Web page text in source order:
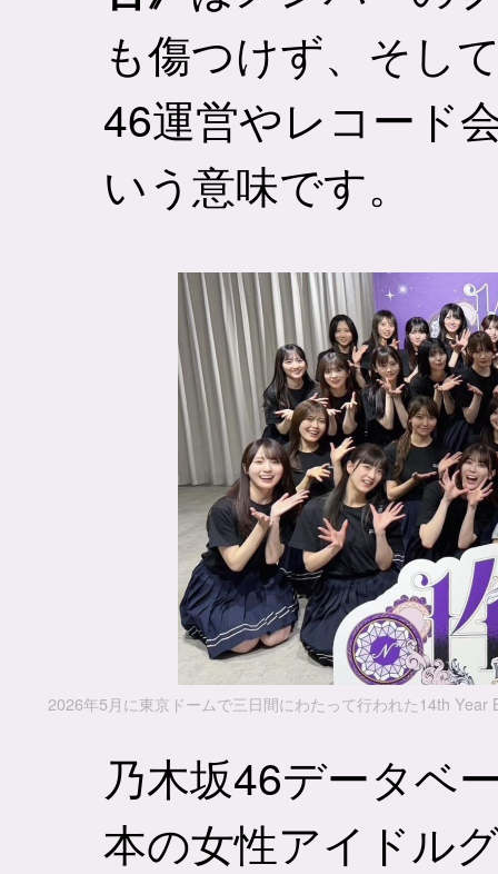
も傷つけず、そし
46運営やレコード
いう意味です。
2026年5月に東京ドームで三日間にわたって行われた14th
乃木坂46データベ
本の女性アイドル